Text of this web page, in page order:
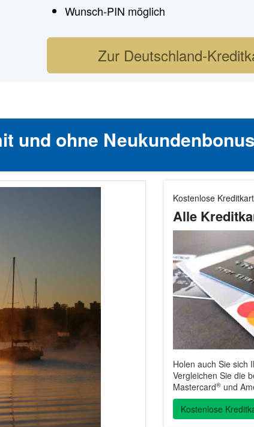
Wunsch-PIN möglich
Zur Deutschland-
und ohne
Kostenlose
Alle
Holen auch Sie sich
Vergleichen Sie die
Mastercard® und
Kostenlose